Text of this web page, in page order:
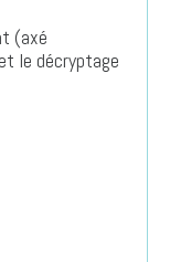
(axé
le décryptage